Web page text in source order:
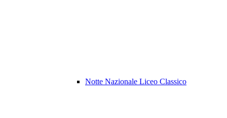
Notte Nazionale Liceo Classico